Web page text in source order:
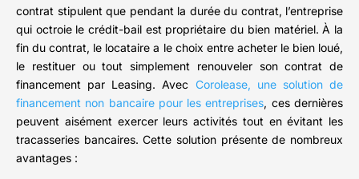
contrat stipulent que pendant la durée du contrat, l’entreprise
qui octroie le crédit-bail est propriétaire du bien matériel. À la
fin du contrat, le locataire a le choix entre acheter le bien loué,
le restituer ou tout simplement renouveler son contrat de
financement par Leasing. Avec Corolease, une solution de
financement non bancaire pour les entreprises, ces dernières
peuvent aisément exercer leurs activités tout en évitant les
tracasseries bancaires. Cette solution présente de nombreux
avantages :